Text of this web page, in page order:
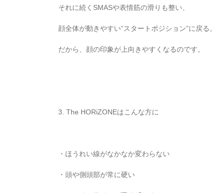
それに続くSMASや表情筋の滑りも整い、
顔全体が動きやすい“スタートポジション”に戻る。
だから、顔の印象が上向きやすくなるのです。
3. The HORiZONEはこんな方に
・ほうれい線がなかなか変わらない
・頭や側頭部が常に硬い